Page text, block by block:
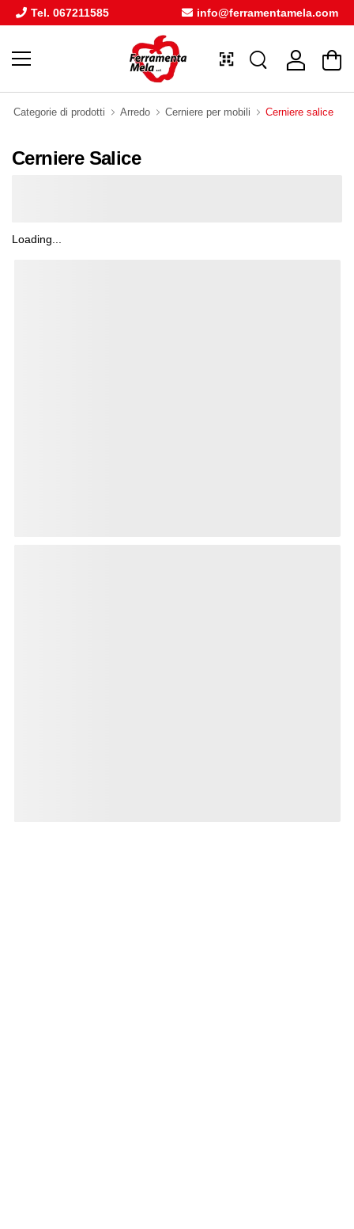
Tel. 067211585 info@ferramentamela.com
Categorie di prodotti Arredo Cerniere per mobili Cerniere salice
Cerniere Salice
Loading...